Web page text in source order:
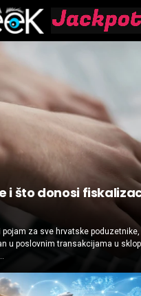
GeeK.hr
i što donosi
pojam za sve hrvatske
u poslovnim transakcijama u